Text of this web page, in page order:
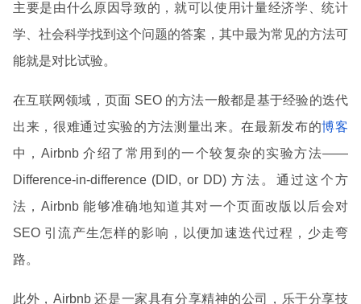
主要是由什么原因导致的，就可以使用计量经济学、统计
学、社会科学找到这个问题的答案，其中最为常见的方法可
能就是对比试验。
在互联网领域，页面 SEO 的方法一般都是基于经验的迭代
出来，很难通过实验的方法测量出来。在最新发布的博客
中，Airbnb 介绍了常用到的一个较复杂的实验方法——
Difference-in-difference (DID, or DD) 方法。通过这个方
法，Airbnb 能够准确地知道其对一个页面改版以后会对
SEO 引流产生怎样的影响，以便加速迭代过程，少走弯
路。
此外，Airbnb 还是一家具有分享精神的公司，乐于分享技